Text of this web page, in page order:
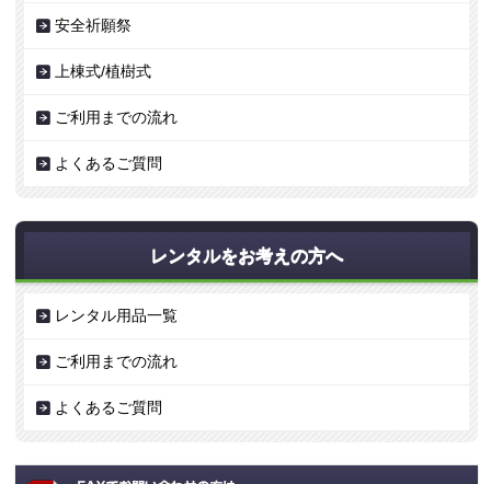
安全祈願祭
上棟式/植樹式
ご利用までの流れ
よくあるご質問
レンタルをお考えの方へ
レンタル用品一覧
ご利用までの流れ
よくあるご質問